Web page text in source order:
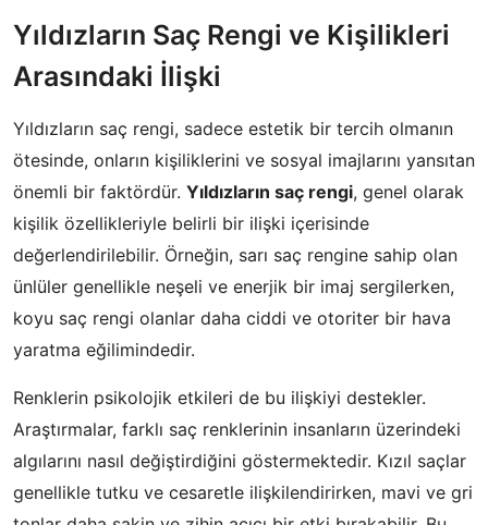
Yıldızların Saç Rengi ve Kişilikleri
Arasındaki İlişki
Yıldızların saç rengi, sadece estetik bir tercih olmanın
ötesinde, onların kişiliklerini ve sosyal imajlarını yansıtan
önemli bir faktördür. Yıldızların saç rengi, genel olarak
kişilik özellikleriyle belirli bir ilişki içerisinde
değerlendirilebilir. Örneğin, sarı saç rengine sahip olan
ünlüler genellikle neşeli ve enerjik bir imaj sergilerken,
koyu saç rengi olanlar daha ciddi ve otoriter bir hava
yaratma eğilimindedir.
Renklerin psikolojik etkileri de bu ilişkiyi destekler.
Araştırmalar, farklı saç renklerinin insanların üzerindeki
algılarını nasıl değiştirdiğini göstermektedir. Kızıl saçlar
genellikle tutku ve cesaretle ilişkilendirirken, mavi ve gri